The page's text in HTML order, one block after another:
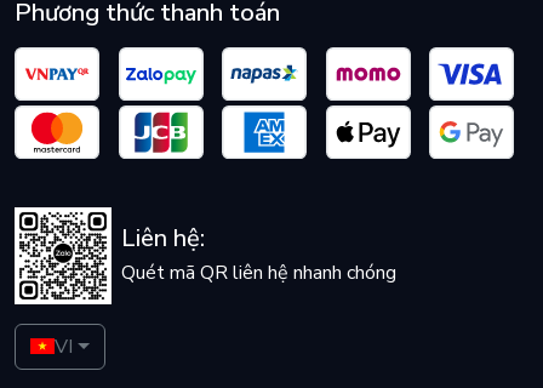
Phương thức thanh toán
Liên hệ:
Quét mã QR liên hệ nhanh chóng
VI